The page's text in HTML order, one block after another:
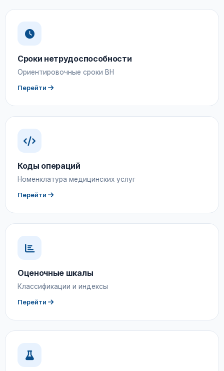
Сроки нетрудоспособности
Ориентировочные сроки ВН
Перейти
Коды операций
Номенклатура медицинских услуг
Перейти
Оценочные шкалы
Классификации и индексы
Перейти